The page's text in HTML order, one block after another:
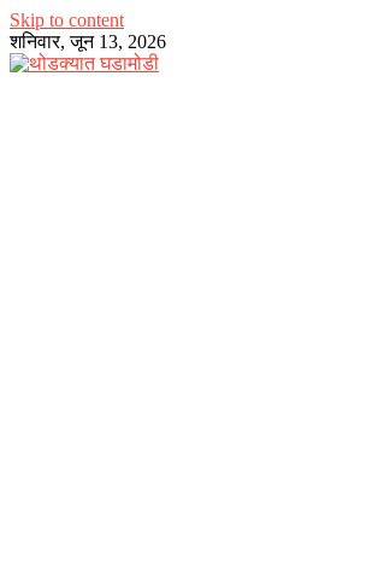
Skip to content
शनिवार, जून 13, 2026